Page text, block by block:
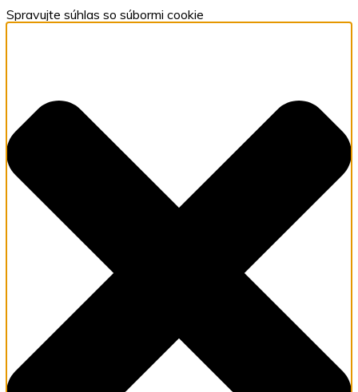
Spravujte súhlas so súbormi cookie